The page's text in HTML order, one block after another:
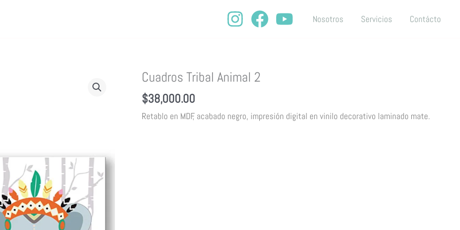
Nosotros Servicios Contácto
Cuadros Tribal Animal 2
$38,000.00
Retablo en MDF, acabado negro, impresión digital en vinilo decorativo laminado mate.